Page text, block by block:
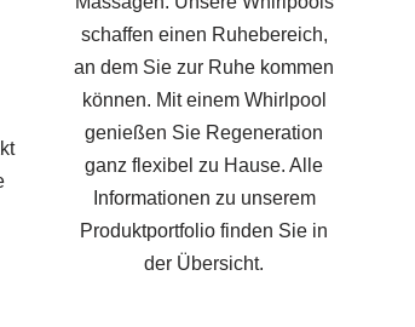
schaffen einen Ruhebereich,
an dem Sie zur Ruhe kommen
können. Mit einem Whirlpool
genießen Sie Regeneration
ganz flexibel zu Hause. Alle
Informationen zu unserem
Produktportfolio finden Sie in
der Übersicht.